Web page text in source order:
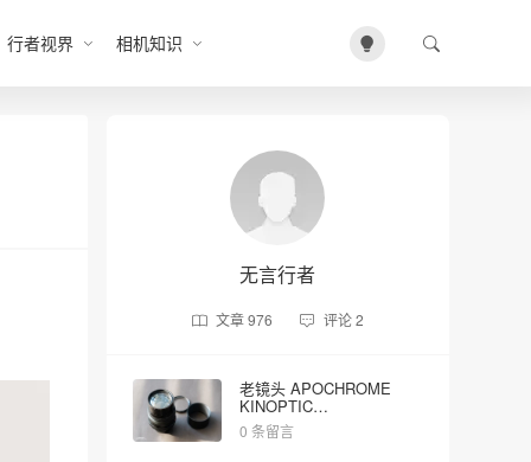
行者视界 相机知识
无言行者
文章976 评论2
老镜头 APOCHROME
KINOPTIC
2/100mm（No.5023）
0 条留言